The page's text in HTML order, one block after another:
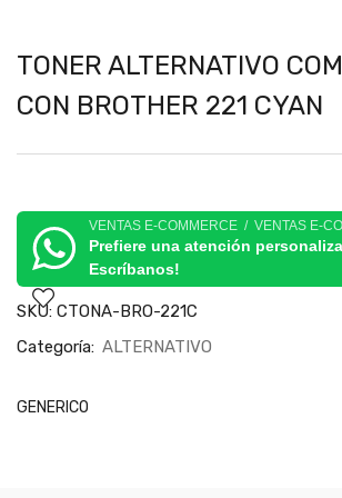
TONER ALTERNATIVO
CON BROTHER 221 CYAN
VENTAS E-COMMERCE / VENTAS E-
Prefiere una atención
Escríbanos!
SKU: CTONA-BRO-221C
Categoría: ALTERNATIVO
GENERICO